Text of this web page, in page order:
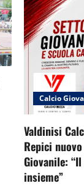
Calcio
Valdinisi
Repici
Giovanile:
insieme”